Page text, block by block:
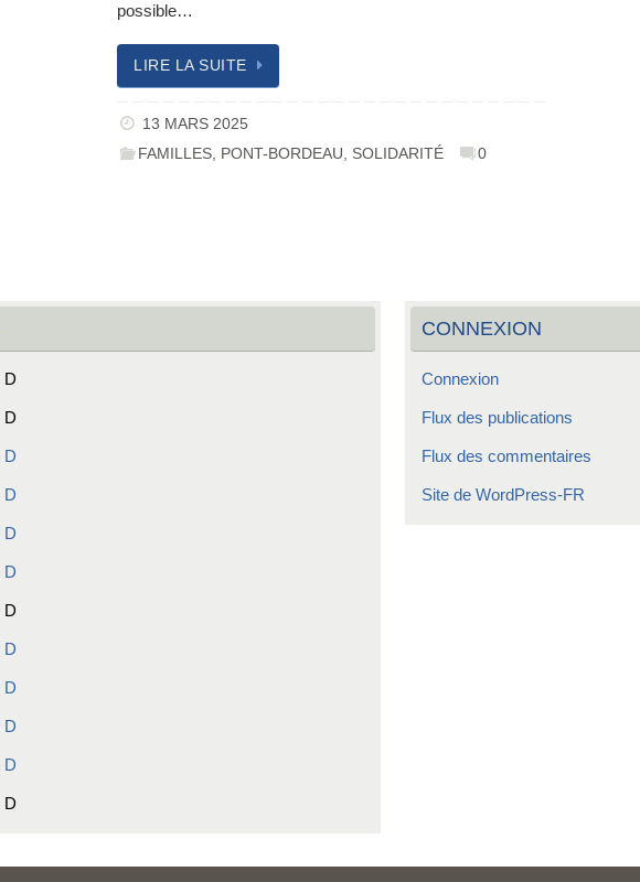
possible…
LIRE LA SUITE
13 MARS 2025
FAMILLES, PONT-BORDEAU, SOLIDARITÉ 0
D
D
D
D
D
D
D
D
D
D
D
D
CONNEXION
Connexion
Flux des publications
Flux des commentaires
Site de WordPress-FR